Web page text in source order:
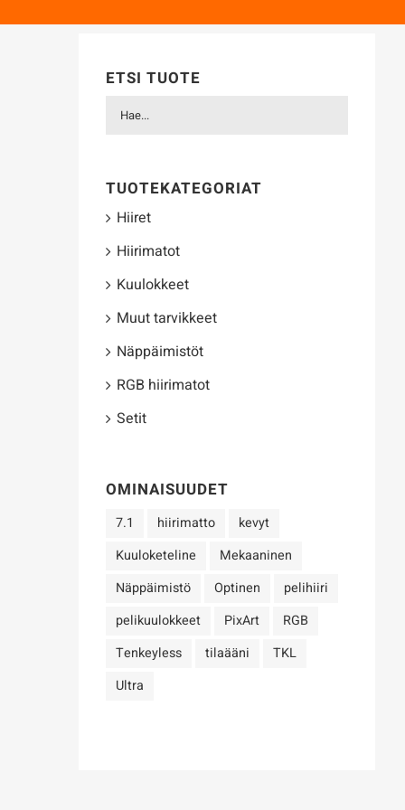
ETSI TUOTE
TUOTEKATEGORIAT
Hiiret
Hiirimatot
Kuulokkeet
Muut tarvikkeet
Näppäimistöt
RGB hiirimatot
Setit
OMINAISUUDET
7.1 hiirimatto
kevyt
Kuuloketeline
Mekaaninen
Näppäimistö
Optinen
pelihiiri
pelikuulokkeet
PixArt
RGB
Tenkeyless
tilaääni
TKL
Ultra